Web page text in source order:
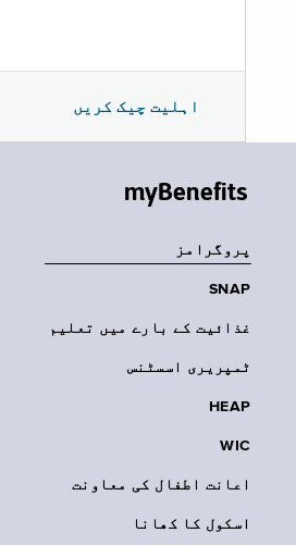
اہلیت چیک کریں
myBenefits
پروگرامز
SNAP
غذائیت کے بارے میں تعلیم
ٹمپریری اسسٹنس
HEAP
WIC
اعانت اطفال کی معاونت
اسکول کا کھانا